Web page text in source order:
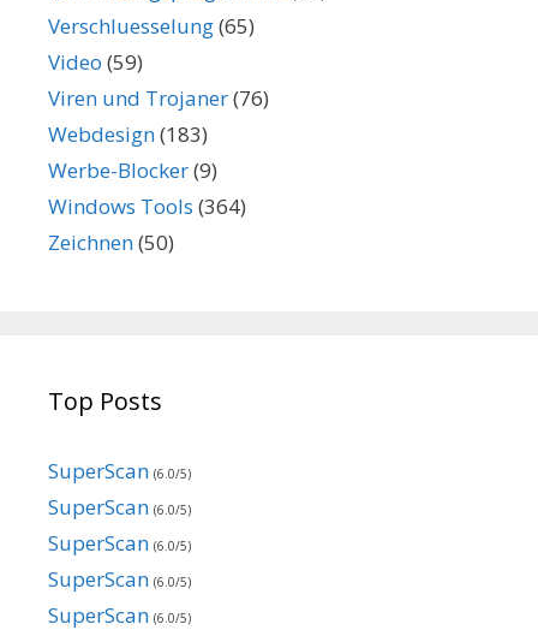
Verschluesselung(65)
Video (59)
Viren und Trojaner(76)
Webdesign(183)
Werbe-Blocker(9)
Windows Tools (364)
Zeichnen(50)
Top Posts
SuperScan (6.0/5)
SuperScan (6.0/5)
SuperScan (6.0/5)
SuperScan (6.0/5)
SuperScan (6.0/5)